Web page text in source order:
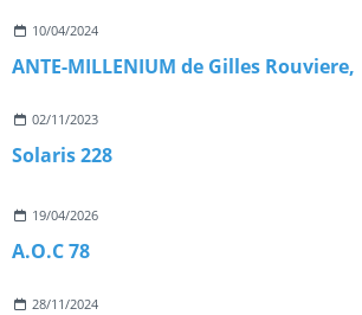
10/04/2024
ANTE-MILLENIUM de Gilles Rouviere,
02/11/2023
Solaris 228
19/04/2026
A.O.C 78
28/11/2024